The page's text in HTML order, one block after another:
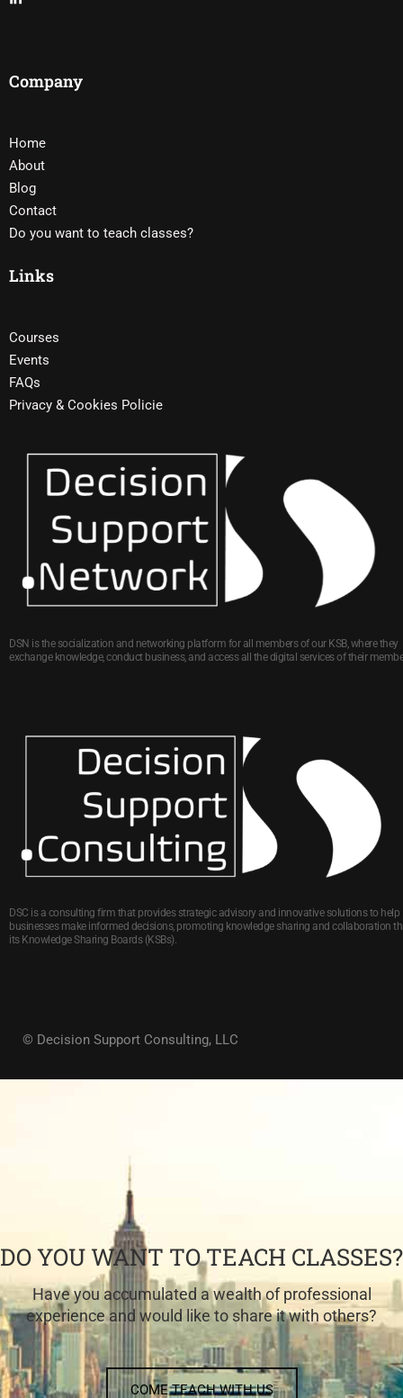
Company
Home
About
Blog
Contact
Do you want to teach classes?
Links
Courses
Events
FAQs
Privacy & Cookies Policie
DSN is the socialization and networking platform for all members of our KSB, where they
exchange knowledge, conduct business, and access all the digital services of their
DSC is a consulting firm that provides strategic advisory and innovative solutions to help
businesses make informed decisions, promoting knowledge sharing and collaboration
its Knowledge Sharing Boards (KSBs).
© Decision Support Consulting, LLC
DO YOU WANT TO TEACH CLASSES?
Have you accumulated a wealth of professional
experience and would like to share it with others?
COME TEACH WITH US